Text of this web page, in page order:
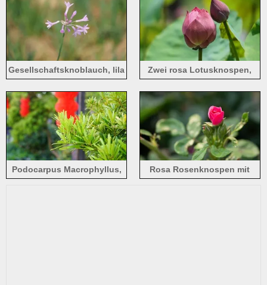
mit hellrosa Blütenblättern
Gesellschaftsknoblauch, lila
Zwei rosa Lotusknospen,
Podocarpus Macrophyllus,
Rosa Rosenknospen mit